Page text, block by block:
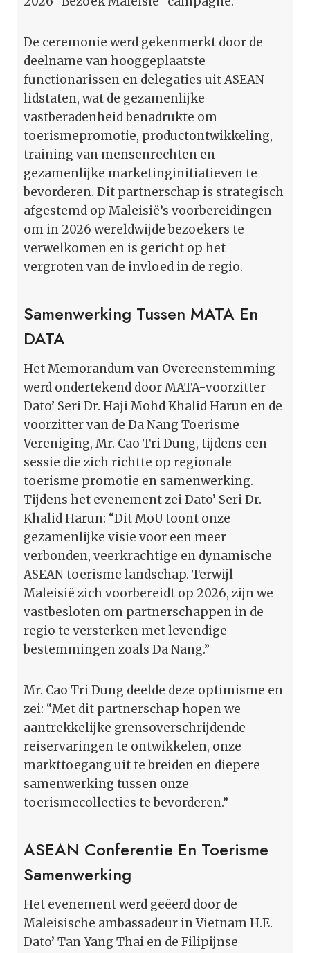
De ceremonie werd gekenmerkt door de
deelname van hooggeplaatste
functionarissen en delegaties uit ASEAN-
lidstaten, wat de gezamenlijke
vastberadenheid benadrukte om
toerismepromotie, productontwikkeling,
training van mensenrechten en
gezamenlijke marketinginitiatieven te
bevorderen. Dit partnerschap is strategisch
afgestemd op Maleisië’s voorbereidingen
om in 2026 wereldwijde bezoekers te
verwelkomen en is gericht op het
vergroten van de invloed in de regio.
Samenwerking Tussen MATA En
DATA
Het Memorandum van Overeenstemming
werd ondertekend door MATA-voorzitter
Dato’ Seri Dr. Haji Mohd Khalid Harun en de
voorzitter van de Da Nang Toerisme
Vereniging, Mr. Cao Tri Dung, tijdens een
sessie die zich richtte op regionale
toerisme promotie en samenwerking.
Tijdens het evenement zei Dato’ Seri Dr.
Khalid Harun: “Dit MoU toont onze
gezamenlijke visie voor een meer
verbonden, veerkrachtige en dynamische
ASEAN toerisme landschap. Terwijl
Maleisië zich voorbereidt op 2026, zijn we
vastbesloten om partnerschappen in de
regio te versterken met levendige
bestemmingen zoals Da Nang.”
Mr. Cao Tri Dung deelde deze optimisme en
zei: “Met dit partnerschap hopen we
aantrekkelijke grensoverschrijdende
reiservaringen te ontwikkelen, onze
markttoegang uit te breiden en diepere
samenwerking tussen onze
toerismecollecties te bevorderen.”
ASEAN Conferentie En Toerisme
Samenwerking
Het evenement werd geëerd door de
Maleisische ambassadeur in Vietnam H.E.
Dato’ Tan Yang Thai en de Filipijnse